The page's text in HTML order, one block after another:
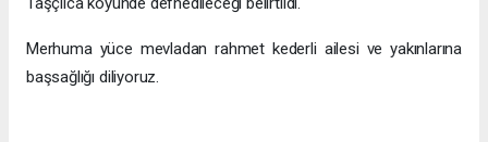
Merhuma yüce mevladan rahmet kederli ailesi ve yakınlarına
başsağlığı diliyoruz.